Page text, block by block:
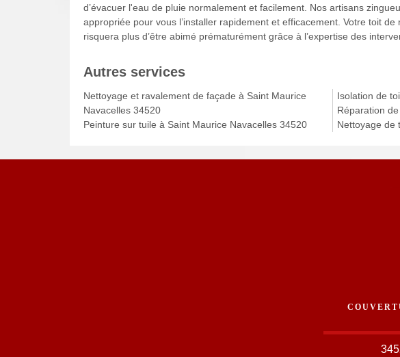
d’évacuer l'eau de pluie normalement et facilement. Nos artisans
appropriée pour vous l’installer rapidement et efficacement. Votre toit
risquera plus d’être abimé prématurément grâce à l’expertise des
Autres services
Nettoyage et ravalement de façade à Saint Maurice
Navacelles 34520
Peinture sur tuile à Saint Maurice Navacelles 34520
Isolation de
Réparation
Nettoyage de